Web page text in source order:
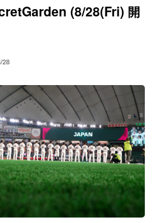
(8/28(Fri) 開
28